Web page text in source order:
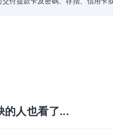
的人也看了...